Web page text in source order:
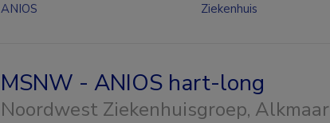
ANIOS Ziekenhuis
MSNW - ANIOS hart-long
Noordwest Ziekenhuisgroep, Alkmaar